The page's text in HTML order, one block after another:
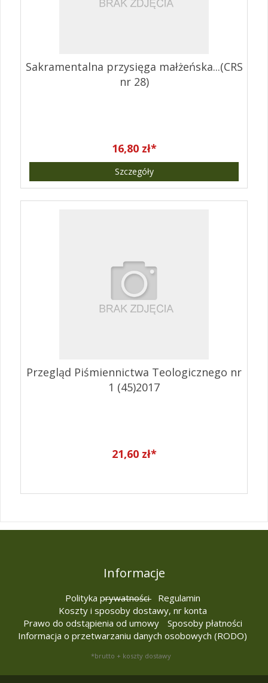
Sakramentalna przysięga małżeńska...(CRS
nr 28)
16,80 zł*
Szczegóły
Przegląd Piśmiennictwa Teologicznego nr
1 (45)2017
21,60 zł*
Informacje
Polityka prywatności
Regulamin
Koszty i sposoby dostawy, nr konta
Prawo do odstąpienia od umowy
Sposoby płatności
Informacja o przetwarzaniu danych osobowych (RODO)
*brutto + koszty dostawy